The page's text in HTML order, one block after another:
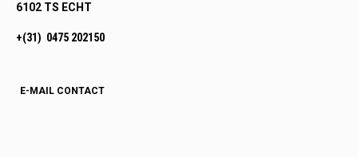
6102 TS ECHT
+(31) 0475 202150
E-MAIL CONTACT